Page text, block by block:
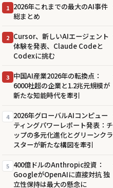
1 2026年これまでの最大のAI事件
総まとめ
2 Cursor、新しいAIエージェント
体験を発表、Claude Codeと
Codexに挑む
3 中国AI産業2026年の転換点：
6000社超の企業と1.2兆元規模が
新たな知能時代を牽引
4 2026年グローバルAIコンピュー
ティングパワーレポート発表：チ
ップの多元化進化とグリーンクラ
スターが新たな構図を牽引
5 400億ドルのAnthropic投資：
GoogleがOpenAIに直接対抗 独
立性保持は最大の懸念に